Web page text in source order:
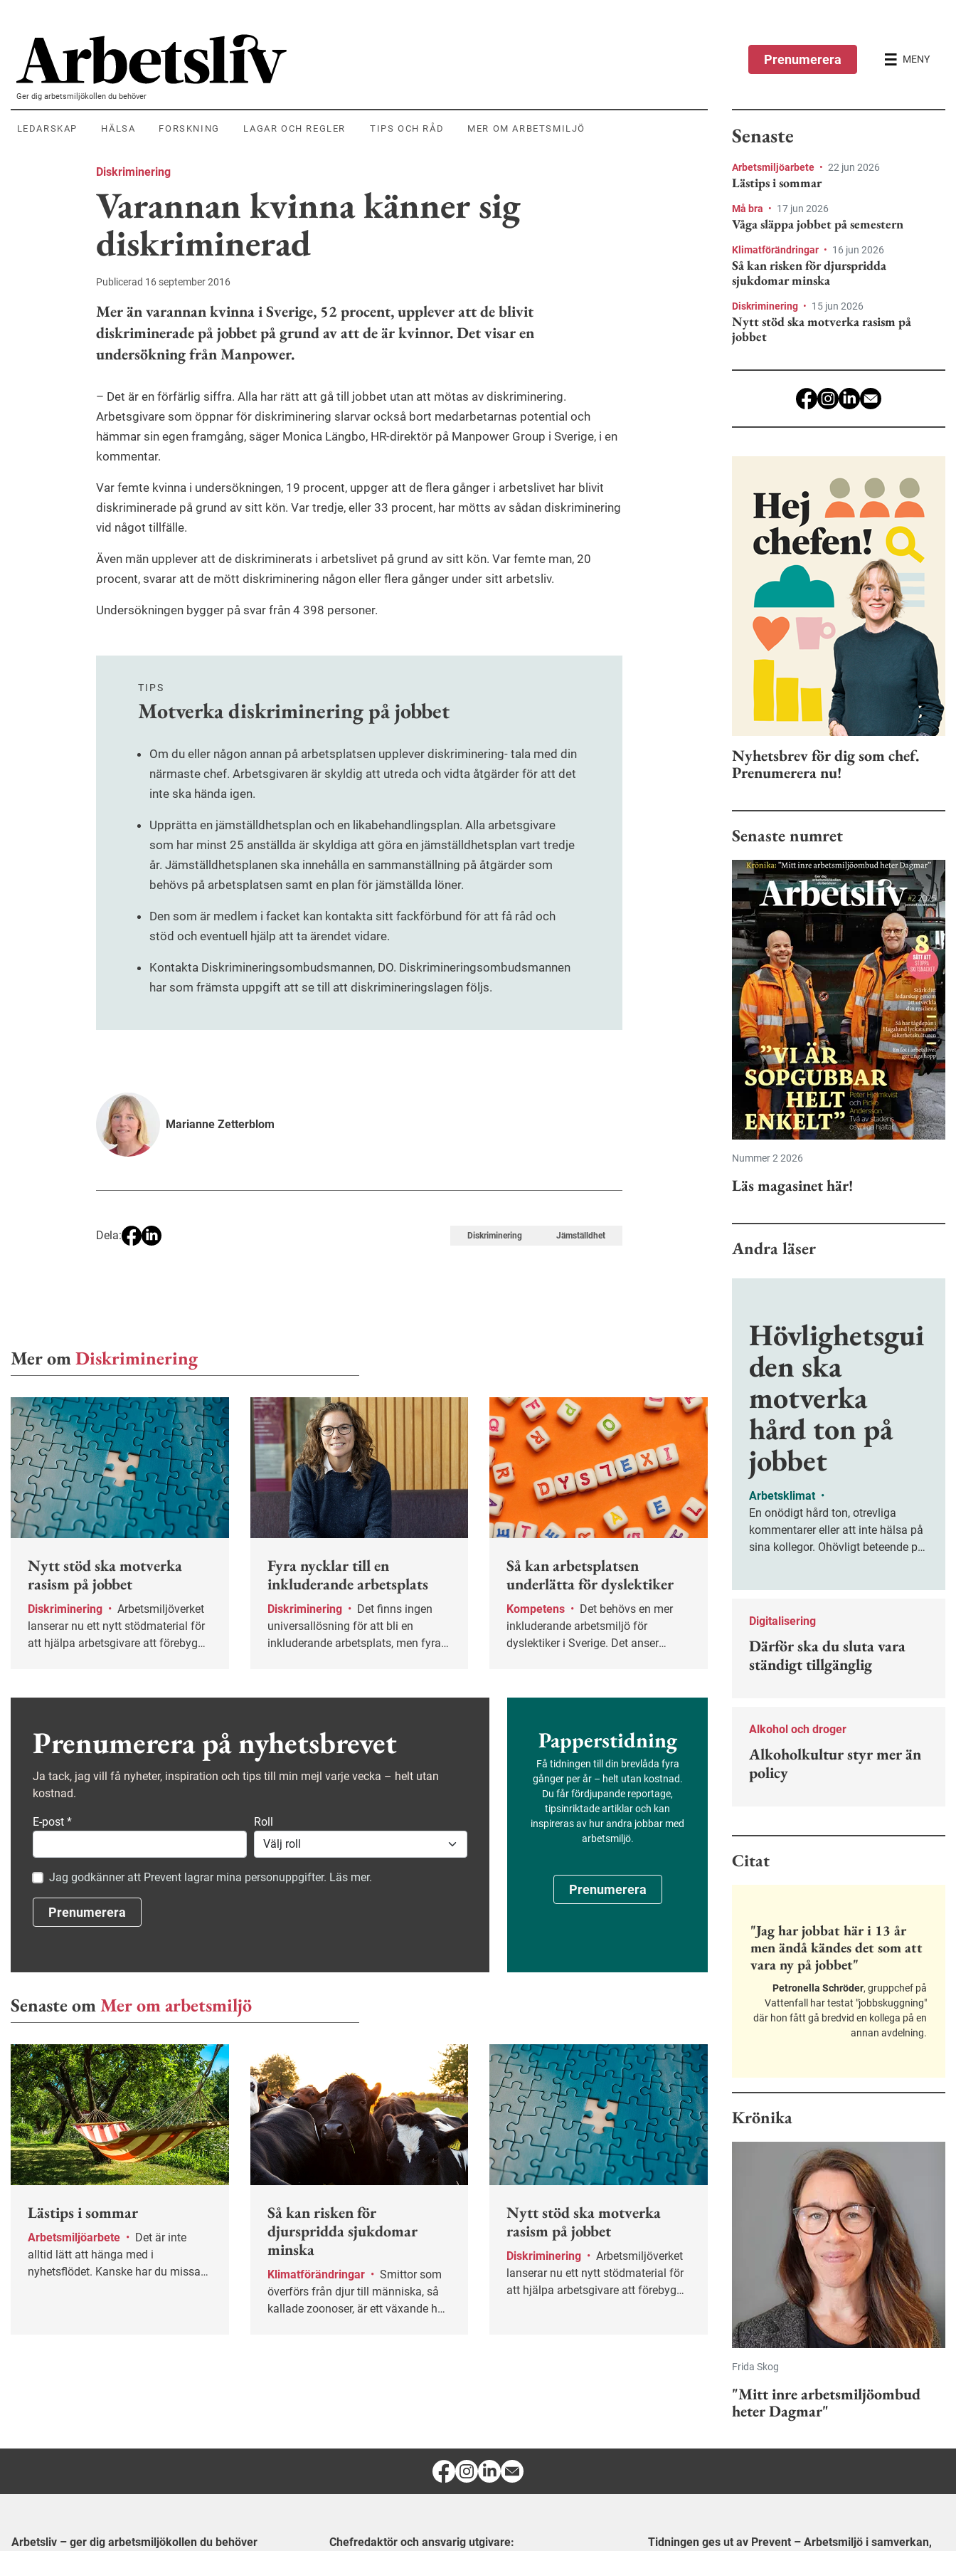
Ger dig arbetsmiljökollen du behöver
LEDARSKAP HÄLSA FORSKNING LAGAR OCH REGLER TIPS OCH RÅD MER OM ARBETSMILJÖ
Prenumerera MENY
Diskriminering
Varannan kvinna känner sig
diskriminerad
Publicerad 16 september 2016
Mer än varannan kvinna i Sverige, 52 procent, upplever att de blivit
diskriminerade på jobbet på grund av att de är kvinnor. Det visar en
undersökning från Manpower.
– Det är en förfärlig siffra. Alla har rätt att gå till jobbet utan att mötas av diskriminering.
Arbetsgivare som öppnar för diskriminering slarvar också bort medarbetarnas potential och
hämmar sin egen framgång, säger Monica Längbo, HR-direktör på Manpower Group i Sverige, i en
kommentar.
Var femte kvinna i undersökningen, 19 procent, uppger att de flera gånger i arbetslivet har blivit
diskriminerade på grund av sitt kön. Var tredje, eller 33 procent, har mötts av sådan diskriminering
vid något tillfälle.
Även män upplever att de diskriminerats i arbetslivet på grund av sitt kön. Var femte man, 20
procent, svarar att de mött diskriminering någon eller flera gånger under sitt arbetsliv.
Undersökningen bygger på svar från 4 398 personer.
TIPS
Motverka diskriminering på jobbet
Om du eller någon annan på arbetsplatsen upplever diskriminering- tala med din
närmaste chef. Arbetsgivaren är skyldig att utreda och vidta åtgärder för att det
inte ska hända igen.
Upprätta en jämställdhetsplan och en likabehandlingsplan. Alla arbetsgivare
som har minst 25 anställda är skyldiga att göra en jämställdhetsplan vart tredje
år. Jämställdhetsplanen ska innehålla en sammanställning på åtgärder som
behövs på arbetsplatsen samt en plan för jämställda löner.
Den som är medlem i facket kan kontakta sitt fackförbund för att få råd och
stöd och eventuell hjälp att ta ärendet vidare.
Kontakta Diskrimineringsombudsmannen, DO. Diskrimineringsombudsmannen
har som främsta uppgift att se till att diskrimineringslagen följs.
Marianne Zetterblom
Dela: Diskriminering Jämställdhet
Mer omDiskriminering
Nytt stöd ska motverka
rasism på jobbet
Diskriminering •
lanserar nu ett nytt stödmaterial för
att hjälpa arbetsgivare att förebygga
Fyra nycklar till en
inkluderande arbetsplats
Diskriminering •
universallösning för att bli en
inkluderande arbetsplats, men fyra
Så kan arbetsplatsen
underlätta för dyslektiker
Kompetens •
inkluderande arbetsmiljö för
dyslektiker i Sverige. Det anser
vill uppmärksamma dyslektikers
Prenumerera på nyhetsbrevet
Ja tack, jag vill få nyheter, inspiration och tips till min mejl varje vecka – helt utan
kostnad.
E-post * Roll
Jag godkänner att Prevent lagrar mina personuppgifter. Läs mer.
Prenumerera
Papperstidning
Få tidningen till din brevlåda fyra
gånger per år – helt utan kostnad.
Du får fördjupande reportage,
tipsinriktade artiklar och kan
inspireras av hur andra jobbar med
arbetsmiljö.
Prenumerera
Senaste omMer om arbetsmiljö
Lästips i sommar
Arbetsmiljöarbete •
alltid lätt att hänga med i
nyhetsflödet. Kanske har du missat
Så kan risken för
djurspridda sjukdomar
minska
Klimatförändringar •
överförs från djur till människa, så
kallade zoonoser, är ett växande hot
Nytt stöd ska motverka
rasism på jobbet
Diskriminering • Arbetsmiljöverket
lanserar nu ett nytt stödmaterial för
att hjälpa arbetsgivare att förebygga
Senaste
Arbetsmiljöarbete • 22 jun 2026
Lästips i sommar
Må bra • 17 jun 2026
Våga släppa jobbet på semestern
Klimatförändringar • 16 jun 2026
Så kan risken för djurspridda
sjukdomar minska
Diskriminering • 15 jun 2026
Nytt stöd ska motverka rasism på
jobbet
Nyhetsbrev för dig som chef.
Prenumerera nu!
Senaste numret
Nummer 2 2026
Läs magasinet här!
Andra läser
Hövlighetsgui
den ska
motverka
hård ton på
jobbet
Arbetsklimat •
En onödigt hård ton, otrevliga
kommentarer eller att inte hälsa på
sina kollegor. Ohövligt beteende på
förebygga ohövligt beteende på
Digitalisering
Därför ska du sluta vara
ständigt tillgänglig
Alkohol och droger
Alkoholkultur styr mer än
policy
Citat
"Jag har jobbat här i 13 år
men ändå kändes det som att
vara ny på jobbet"
Petronella Schröder, gruppchef på
Vattenfall har testat "jobbskuggning"
där hon fått gå bredvid en kollega på en
annan avdelning.
Krönika
Frida Skog
"Mitt inre arbetsmiljöombud
heter Dagmar"
Arbetsliv – ger dig arbetsmiljökollen du behöver Chefredaktör och ansvarig utgivare: Tidningen ges ut av Prevent – Arbetsmiljö i samverkan,